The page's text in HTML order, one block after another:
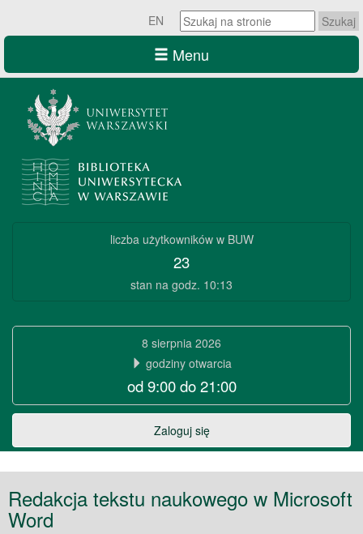
EN
Szukaj
na
stronie:
Szukaj
na
Menu
Biblioteka
Uniwersytecka
WarszawieBiblioteka
Uniwersytecka
Warszawie
liczba użytkowników w BUW
23
stan na godz. 10:13
8 sierpnia 2026
godziny otwarcia
od 9:00 do 21:00
Zaloguj się
Redakcja tekstu naukowego w Microsoft
Word